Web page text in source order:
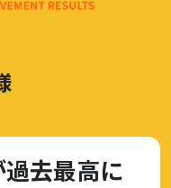
去最高に